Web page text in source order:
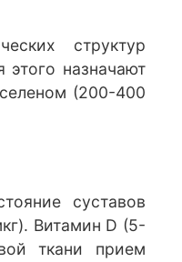
структур
назначают
(200-400
суставов
Витамин D (5-
ткани прием